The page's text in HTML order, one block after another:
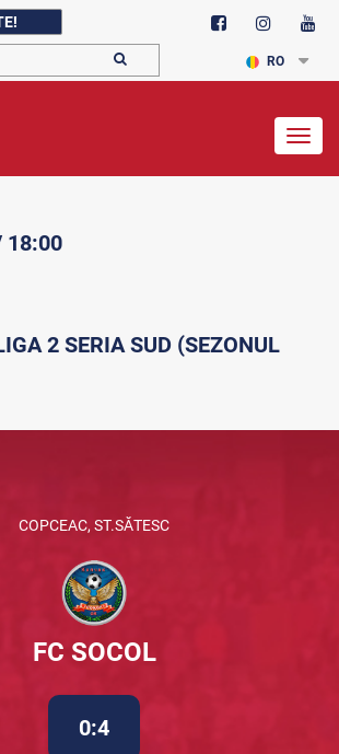
RO
18:00
2 SERIA SUD (SEZONUL
COPCEAC, ST.SĂTESC
FC SOCOL
0:4